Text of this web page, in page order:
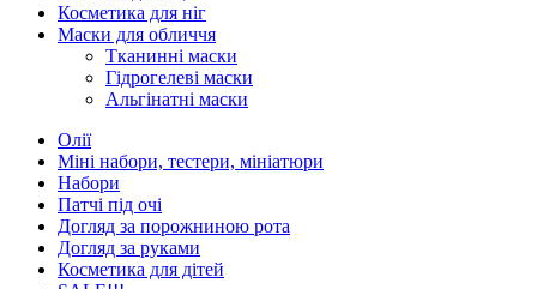
Косметика для ніг
Маски для обличчя
Тканинні маски
Гідрогелеві маски
Альгінатні маски
Олії
Міні набори, тестери, мініатюри
Набори
Патчі під очі
Догляд за порожниною рота
Догляд за руками
Косметика для дітей